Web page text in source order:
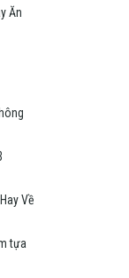
Ăn
Về
tựa